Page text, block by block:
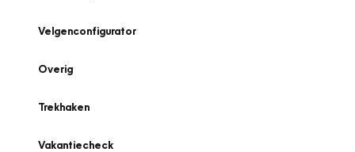
Velgenconfigurator
Overig
Trekhaken
Vakantiecheck